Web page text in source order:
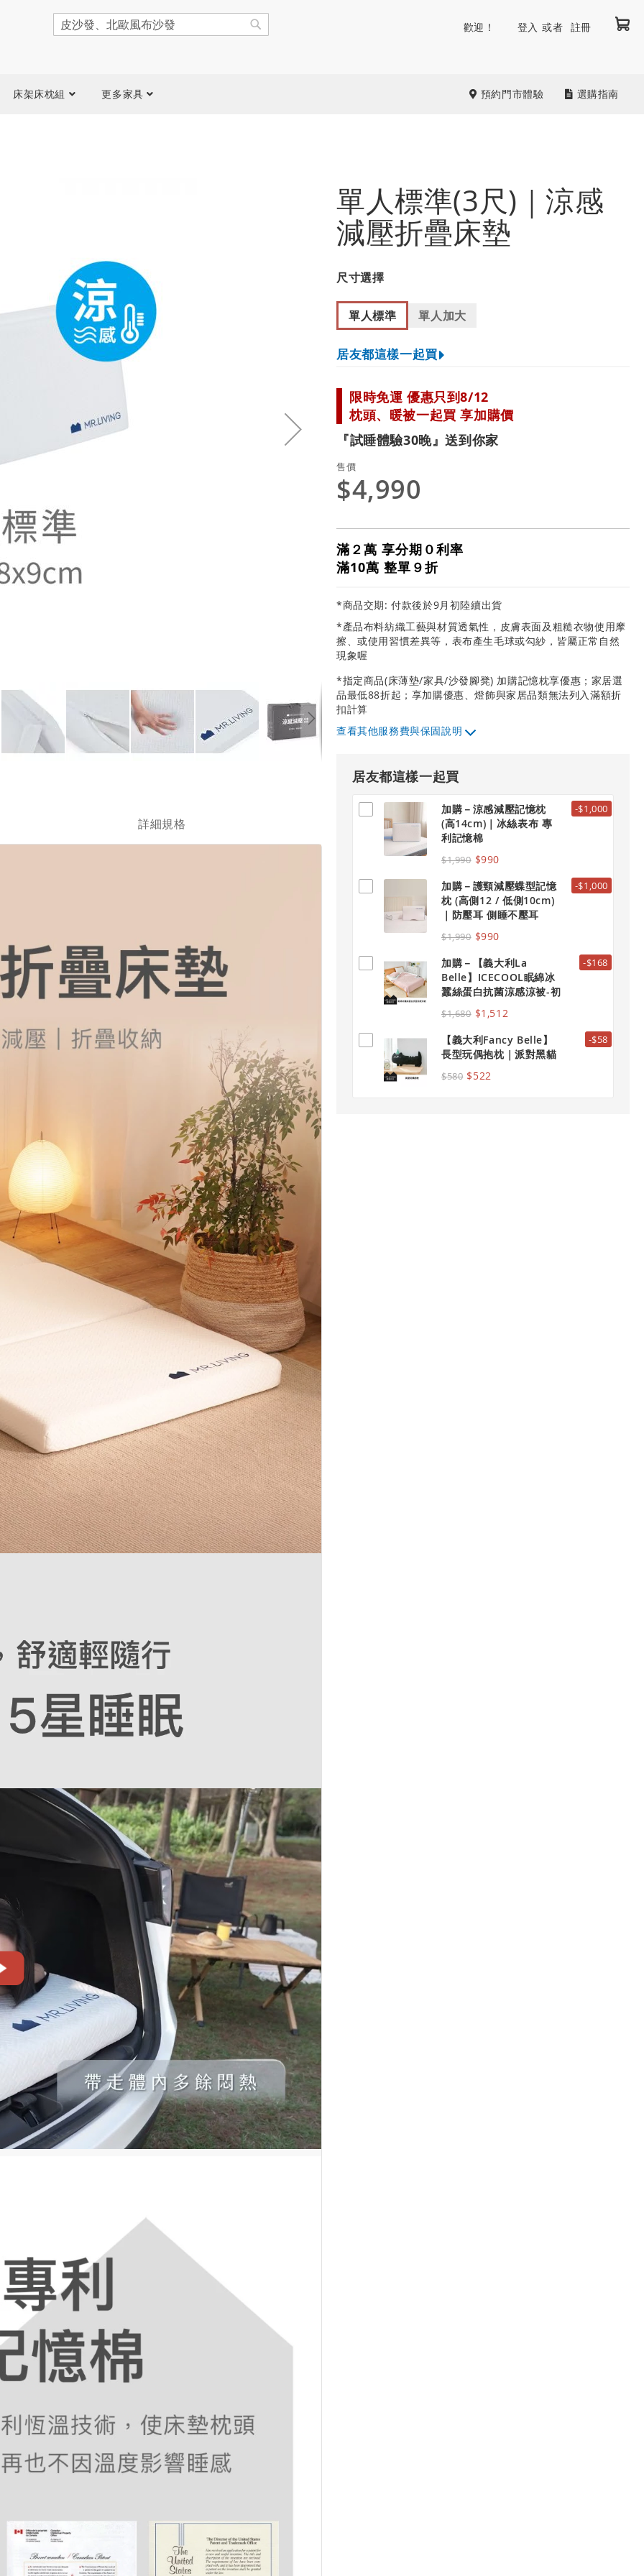
我
搜
尋
歡迎！ 登入 註冊
床架床枕組 更多家具 預約門市體驗 選購指南
庫
單人標準(3尺)｜涼感
減壓折疊床墊
尺寸選擇
單人標準 單人加大
居友都這樣一起買
限時免運 優惠只到8/12
枕頭、暖被一起買 享加購價
『試睡體驗30晚』送到你家
售價
$4,990
滿２萬 享分期０利率
滿10萬 整單９折
*商品交期: 付款後於9月初陸續出貨
*產品布料紡織工藝與材質透氣性，皮膚表面及粗糙衣物使用摩
擦、或使用習慣差異等，表布產生毛球或勾紗，皆屬正常自然
現象喔
*指定商品(床薄墊/家具/沙發腳凳) 加購記憶枕享優惠；家居選
品最低88折起；享加購優惠、燈飾與家居品類無法列入滿額折
扣計算
其他服務費與保固說明
居友都這樣一起買
加購－涼感減壓記憶枕
(高14cm)｜冰絲表布 專
利記憶棉
$1,990 $990
-$1,000
加購－護頸減壓蝶型記憶
枕 (高側12 / 低側10cm)
｜防壓耳 側睡不壓耳
$1,990 $990
-$1,000
加購－【義大利La
Belle】ICECOOL眠綿冰
蠶絲蛋白抗菌涼感涼被-初
$1,680 $1,512
-$168
【義大利Fancy Belle】
長型玩偶抱枕｜派對黑貓
$580 $522
-$58
詳細規格